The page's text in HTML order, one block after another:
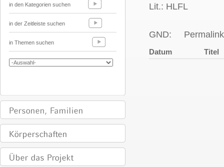
in den Kategorien suchen
in der Zeitleiste suchen
in Themen suchen
Lit.: HLFL
GND:
Datum Titel